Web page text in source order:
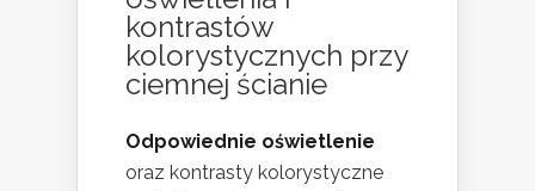
kontrastów
kolorystycznych przy
ciemnej ścianie
Odpowiednie oświetlenie
oraz kontrasty kolorystyczne